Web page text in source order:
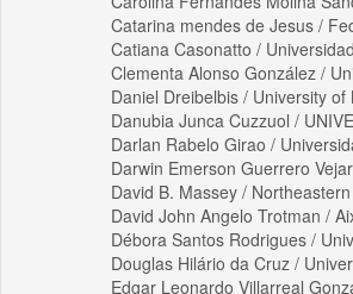
Catarina mendes de Jesus /
Catiana Casonatto /
Clementa Alonso González /
Daniel Dreibelbis / University
Danubia Junca Cuzzuol /
Darlan Rabelo Girao /
Darwin Emerson Guerrero
David B. Massey /
David John Angelo Trotman /
Débora Santos Rodrigues /
Douglas Hilário da Cruz /
Edgar Leonardo Villarreal